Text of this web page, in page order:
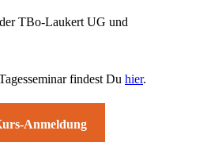
TBo-Laukert UG und
findest Du hier.
Anmeldung